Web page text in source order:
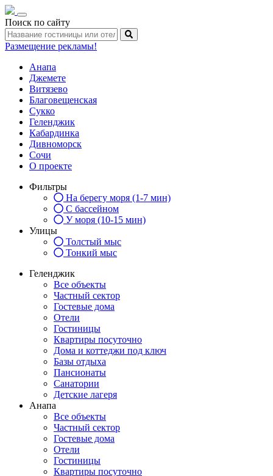
Toggle
navigation
Поиск по сайту
Размещение рекламы!
Анапа
Джемете
Витязево
Благовещенская
Сукко
Геленджик
Кабардинка
Дивноморск
Сочи
О проекте
Фильтры
На берегу моря (1-7 мин)
С бассейном
У моря (10-15 мин)
Улицы
Толстый мыс
Тонкий мыс
Геленджик
Все объекты
Частный сектор
Гостевые дома
Отели
Гостиницы
Квартиры посуточно
Дома и коттеджи под ключ
Базы отдыха
Пансионаты
Санатории
Детские лагеря
Анапа
Все объекты
Частный сектор
Гостевые дома
Отели
Гостиницы
Квартиры посуточно